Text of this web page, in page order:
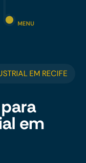
MENU
EM RECIFE
em